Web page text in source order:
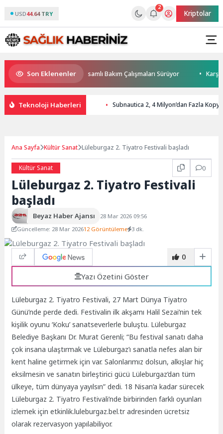
USD44.64 TRY
2
Kriptolar
Son Eklenenler
ve Yeşil Alanlarda Kapsamlı Bakım Çalışmaları Sürüyor
Teknoloji Haberleri Subnautica 2, 4 Milyon’dan Fazla Kopya
Ana Sayfa Kültür Sanat Lüleburgaz 2. Tiyatro Festivali başladı
Kültür Sanat 0
Lüleburgaz 2. Tiyatro Festivali
başladı
Beyaz Haber Ajansı
28 Mar 2026 09:56
Güncelleme: 28 Mar 202612 Görüntüleme 3 dk.
0
Yazı Özetini Göster
Lüleburgaz 2. Tiyatro Festivali, 27 Mart Dünya Tiyatro
Günü’nde perde dedi. Festivalin ilk akşamı Halil Sezai’nin tek
kişilik oyunu ‘Koku’ sanatseverlerle buluştu. Lüleburgaz
Belediye Başkanı Dr. Murat Gerenli; “Bu festival sanatı daha
çok insana ulaştırmak ve Lüleburgaz’ı sanatla nefes alan bir
kent haline getirmek için var. Salonlarımız dolsun, alkışlar hiç
eksilmesin ve sanatın birleştirici gücü Lüleburgaz’dan tüm
ülkeye, tüm dünyaya yayılsın” dedi. 18 Nisan’a kadar sürecek
Lüleburgaz 2. Tiyatro Festivali’nde birbirinden farklı oyunları
izlemek için etkinlik.luleburgaz.bel.tr adresinden ücretsiz
olarak rezervasyon yapılabiliyor.